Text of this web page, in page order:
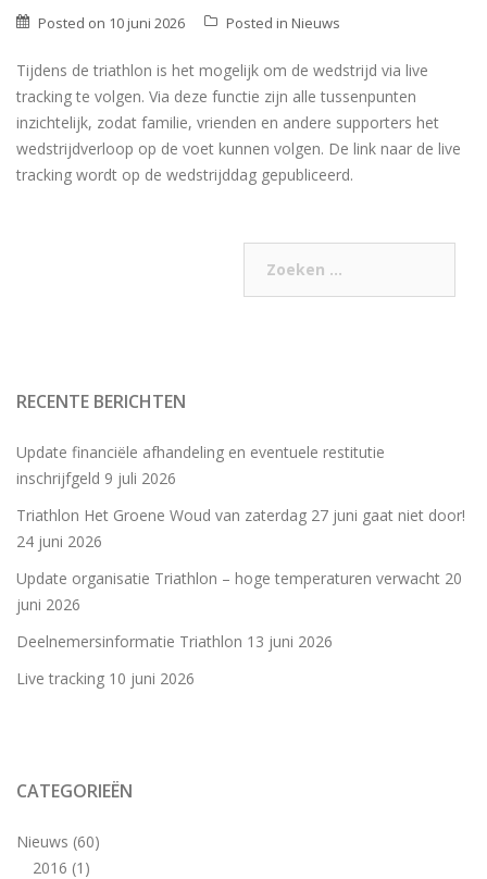
Posted on 10 juni 2026 Posted in Nieuws
Tijdens de triathlon is het mogelijk om de wedstrijd via live
tracking te volgen. Via deze functie zijn alle tussenpunten
inzichtelijk, zodat familie, vrienden en andere supporters het
wedstrijdverloop op de voet kunnen volgen. De link naar de live
tracking wordt op de wedstrijddag gepubliceerd.
Berichtennavigatie
naar:
RECENTE BERICHTEN
Update financiële afhandeling en eventuele restitutie
inschrijfgeld 9 juli 2026
Triathlon Het Groene Woud van zaterdag 27 juni gaat niet door!
24 juni 2026
Update organisatie Triathlon – hoge temperaturen verwacht 20
juni 2026
Deelnemersinformatie Triathlon 13 juni 2026
Live tracking 10 juni 2026
CATEGORIEËN
Nieuws (60)
2016 (1)